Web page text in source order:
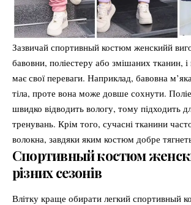
Зазвичай спортивный костюм женскийй
бавовни, поліестеру або змішаних тканин,
має свої переваги. Наприклад, бавовна
тіла, проте вона може довше сохнути.
швидко відводить вологу, тому підходить
тренувань. Крім того, сучасні тканини
волокна, завдяки яким костюм добре
Спортивный костюм
різних сезонів
Влітку краще обирати легкий спортивный